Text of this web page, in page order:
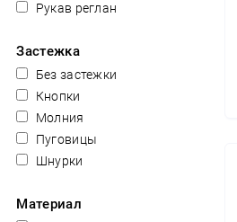
Рукав реглан
Застежка
Без застежки
Кнопки
Молния
Пуговицы
Шнурки
Материал